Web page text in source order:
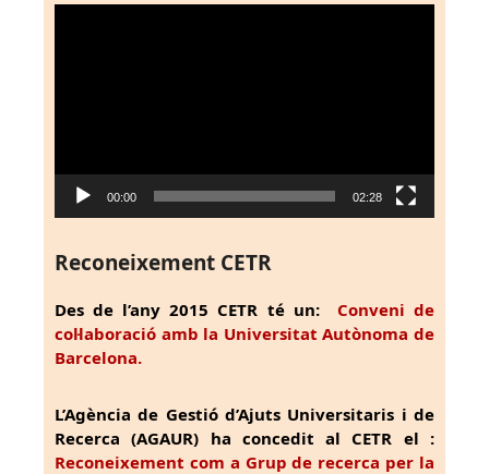
00:00 02:28
Reconeixement CETR
Des de l’any 2015 CETR té un: Conveni de
col·laboració amb la Universitat Autònoma de
Barcelona.
L’Agència de Gestió d’Ajuts Universitaris i de
Recerca (AGAUR) ha concedit al CETR el :
Reconeixement com a Grup de recerca per la